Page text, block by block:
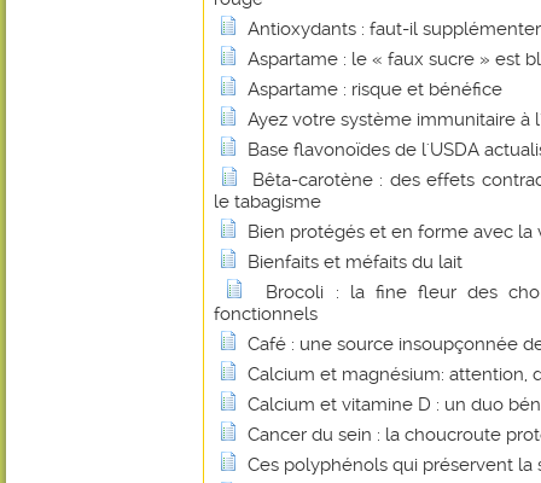
Antioxydants : faut-il
Aspartame : le « faux sucre » est
Aspartame : risque et bénéfice
Ayez votre système immunitaire à
Base flavonoïdes de l'USDA
Bêta-carotène : des effets
le tabagisme
Bien protégés et en forme avec la
Bienfaits et méfaits du lait
Brocoli : la fine fleur des
fonctionnels
Café : une source insoupçonnée
Calcium et magnésium: attention,
Calcium et vitamine D : un duo
Cancer du sein : la choucroute
Ces polyphénols qui préservent la